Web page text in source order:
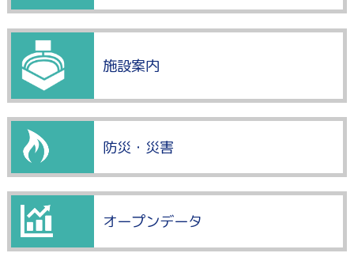
施設案内
防災・災害
オープンデータ